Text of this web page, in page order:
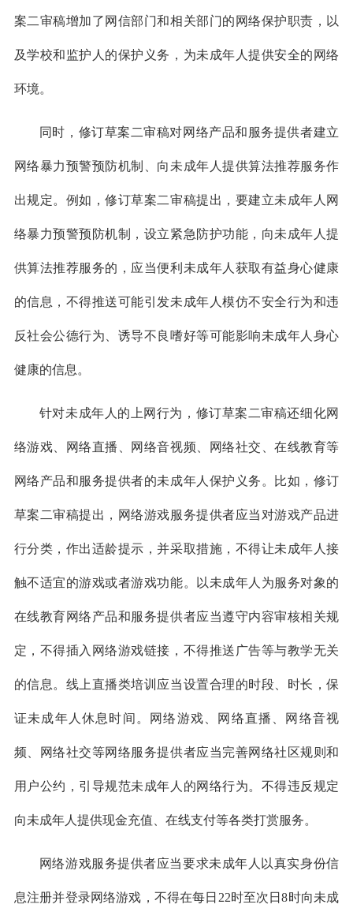
案二审稿增加了网信部门和相关部门的网络保护职责，以
及学校和监护人的保护义务，为未成年人提供安全的网络
环境。
同时，修订草案二审稿对网络产品和服务提供者建立
网络暴力预警预防机制、向未成年人提供算法推荐服务作
出规定。例如，修订草案二审稿提出，要建立未成年人网
络暴力预警预防机制，设立紧急防护功能，向未成年人提
供算法推荐服务的，应当便利未成年人获取有益身心健康
的信息，不得推送可能引发未成年人模仿不安全行为和违
反社会公德行为、诱导不良嗜好等可能影响未成年人身心
健康的信息。
针对未成年人的上网行为，修订草案二审稿还细化网
络游戏、网络直播、网络音视频、网络社交、在线教育等
网络产品和服务提供者的未成年人保护义务。比如，修订
草案二审稿提出，网络游戏服务提供者应当对游戏产品进
行分类，作出适龄提示，并采取措施，不得让未成年人接
触不适宜的游戏或者游戏功能。以未成年人为服务对象的
在线教育网络产品和服务提供者应当遵守内容审核相关规
定，不得插入网络游戏链接，不得推送广告等与教学无关
的信息。线上直播类培训应当设置合理的时段、时长，保
证未成年人休息时间。网络游戏、网络直播、网络音视
频、网络社交等网络服务提供者应当完善网络社区规则和
用户公约，引导规范未成年人的网络行为。不得违反规定
向未成年人提供现金充值、在线支付等各类打赏服务。
网络游戏服务提供者应当要求未成年人以真实身份信
息注册并登录网络游戏，不得在每日22时至次日8时向未成